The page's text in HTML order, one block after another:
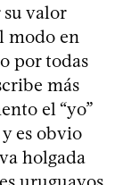
valor
modo en
por todas
más
el “yo”
es obvio
holgada